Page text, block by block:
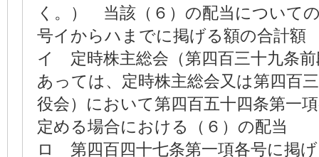
く。） 当該（６）の配当について
号イからハまでに掲げる額の合計額
イ 定時株主総会（第四百三十九条
あっては、定時株主総会又は第四百
役会）において第四百五十四条第一
定める場合における（６）の配当
ロ 第四百四十七条第一項各号に掲